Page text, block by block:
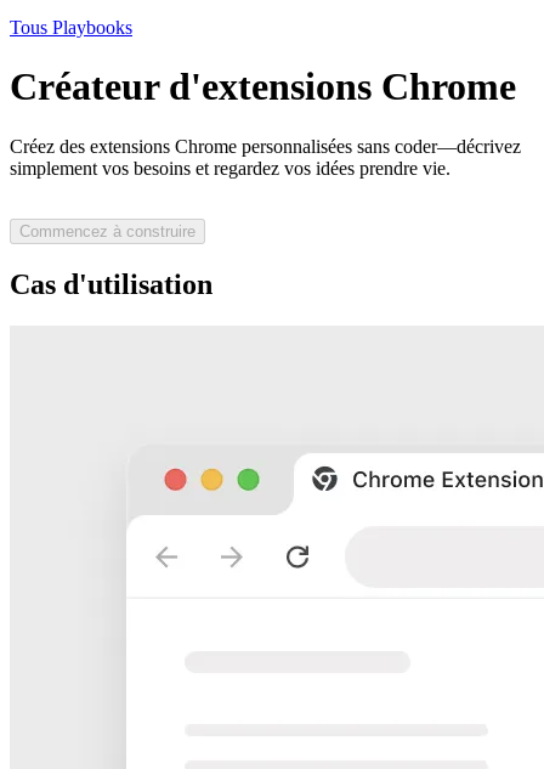
Tous Playbooks
Créateur d'extensions Chrome
Créez des extensions Chrome personnalisées sans coder—décrivez
simplement vos besoins et regardez vos idées prendre vie.
Commencez à construire
Cas d'utilisation